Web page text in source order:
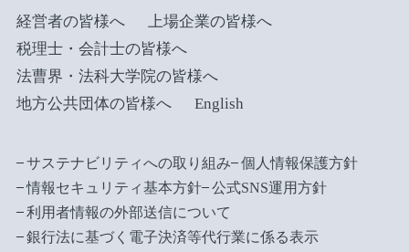
経営者の皆様へ
上場企業の皆様へ
税理士・会計士の皆様へ
法曹界・法科大学院の皆様へ
地方公共団体の皆様へ
English
サステナビリティへの取り組み
個人情報保護方針
情報セキュリティ基本方針
公式SNS運用方針
利用者情報の外部送信について
銀行法に基づく電子決済等代行業に係る表示